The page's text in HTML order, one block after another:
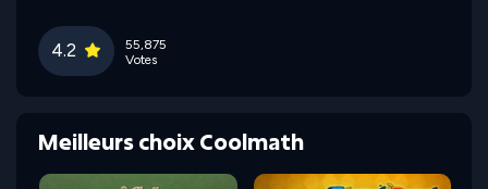
4.2
55,875
Votes
Meilleurs choix Coolmath